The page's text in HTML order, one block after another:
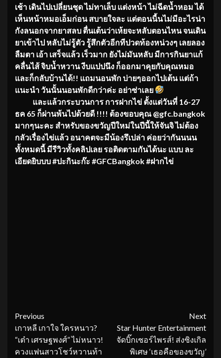
เช้า เดินไปเปลี่ยนชุด ไม่ทาเล็บ แต่งหน้า ไม่ฉีดน้ำหอม ได้
เห็นหน้าหมอเอ็มก่อน สบายใจละ แต่ตอนนี้นไม่มีอะไรน่า
กังลนอกจากยาสลบ ตื่นเต้นว่าเห้ยจะหลับตอนไหน จนเดิน
ยาเข้าไป หลับไม่รู้ตัว รู้สึกตัวอีกทีปวดท้องหน่วงๆ เลยลอง
ลืมตา เอ้า เสร็จแล้ว เร็วมาก ยังไม่มันหลับ มีการกินยาแก้
คลื่นไส้ จิบน้ำหวาน งีบแปปนึง ก็ออกมาคุยกับคุณหมอ
และก็กลับบ้านได้!! แถมนอนพัก บ่ายๆออกไปเต้น แต่ถ้า
แนะนำ วันนั้นนอนพักดีกว่าค่ะ อย่าซ่าเลย
และแล้วกระบวนการ การฝากไข่ ตั้งแต่วันที่ 16-27
ธค 65 ก็ผ่านพ้นไปด้วยดี !!!! ต้องขอบคุณ @gfc.bangkok
มากๆนะคะ สำหรับของขวัญปีใหม่ในปีนี้ให้จันจิ ไม่ต้อง
กลัวเรื่องไข่แล้ว อนาคตจะมีน้องรึเปล่า ค่อยว่ากันนนน
ทั้งหมดนี้ มีรีวิวทั้งคลิปเลย รอติดตามกันได้นะ แบบ ละ
เอียดยิบบบ #ปะกินะก๊ะ #GFCBangkok #ฝากไข่
Continue
Reading
Previous
เกาหลี เกาใจ ใครหนาว?
“เต๋า เศรษฐพงศ์” ไม่หนาว!
ควงแฟนสาวโชว์หวานท้า
Next
Star Hunter Entertainment
จัดบิ๊กเซอร์ไพรส์! ส่งซิงเกิล
พิเศษ ‘เธอคือของขวัญ’